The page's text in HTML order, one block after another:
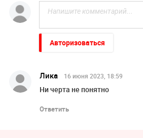
Авторизоваться
Лика 16 июня 2023, 18:59
Ни черта не понятно
Ответить